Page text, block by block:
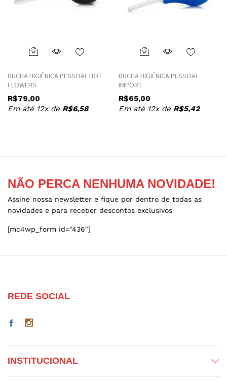
DUCHA HIGIÊNICA PESSOAL HOT
FLOWERS
R$79,00
Em até 12x de R$6,58
This
has
The
chosen
the
product
page
DUCHA HIGIÊNICA PESSOAL
IMPORT
R$65,00
Em até 12x de R$5,42
NÃO PERCA NENHUMA NOVIDADE!
Assine nossa newsletter e fique por dentro de todas as
novidades e para receber descontos exclusivos
[mc4wp_form id="436"]
REDE SOCIAL
INSTITUCIONAL